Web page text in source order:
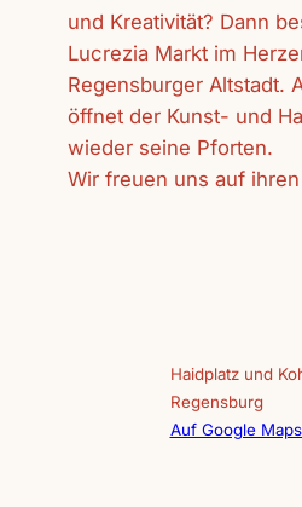
und Kreativität? Dann
Lucrezia Markt im
Regensburger Altstadt.
öffnet der Kunst- und
wieder seine Pforten.
Wir freuen uns auf
Haidplatz und
Regensburg
Auf Google